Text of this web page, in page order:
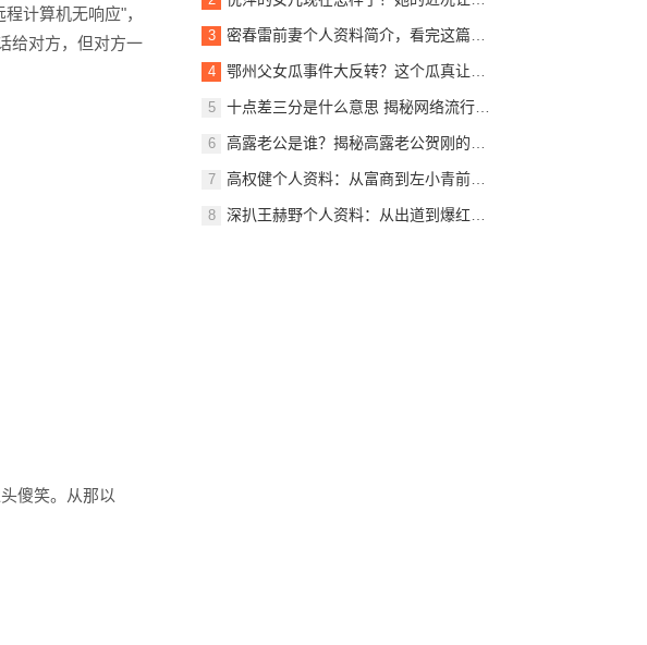
计算机无响应"，
给对方，但对方一
傻笑。从那以
密春雷前妻个人资料简介，看完这篇你就全知道了！
鄂州父女瓜事件大反转？这个瓜真让人吃惊！
十点差三分是什么意思 揭秘网络流行语的由来
高露老公是谁？揭秘高露老公贺刚的个人资料
高权健个人资料：从富商到左小青前夫的完整故事
深扒王赫野个人资料：从出道到爆红之路全记录！